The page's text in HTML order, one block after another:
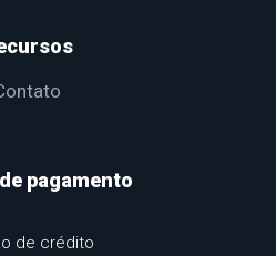
pagamento
de crédito